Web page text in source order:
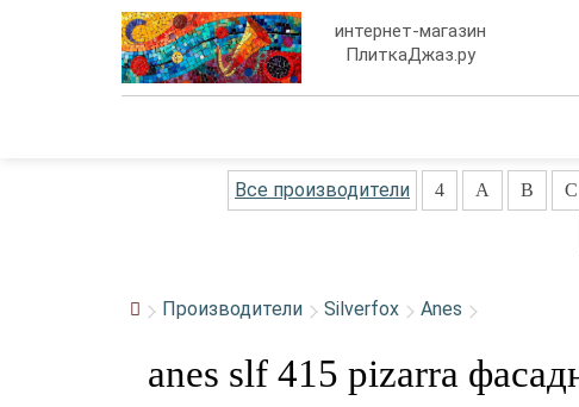
интернет-магазин
ПлиткаДжаз.ру
Все производители 4 A B C
Производители Silverfox Anes
anes slf 415 pizarra